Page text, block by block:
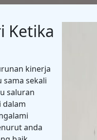
Ketika
kinerja
sekali
saluran
dalam
anda